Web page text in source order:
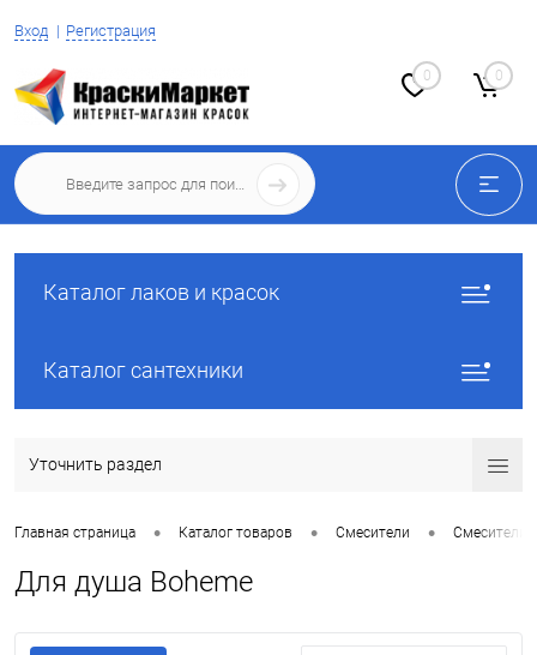
Вход Регистрация
0 0
Каталог лаков и красок
Каталог сантехники
Уточнить раздел
Главная страница • Каталог товаров • Смесители • Смесители
Для душа Boheme